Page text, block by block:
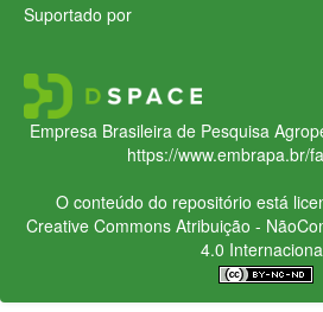
Suportado por
Empresa Brasileira de Pesquisa
https://www.embrapa.br/
O conteúdo do repositório está
Creative CommonsAtribuição -
4.0